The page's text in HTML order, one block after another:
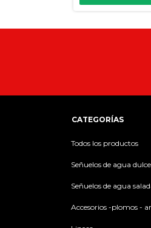
CATEGORÍAS
Todos los productos
Señuelos de agua dulce
Señuelos de agua
Accesorios -plomos -